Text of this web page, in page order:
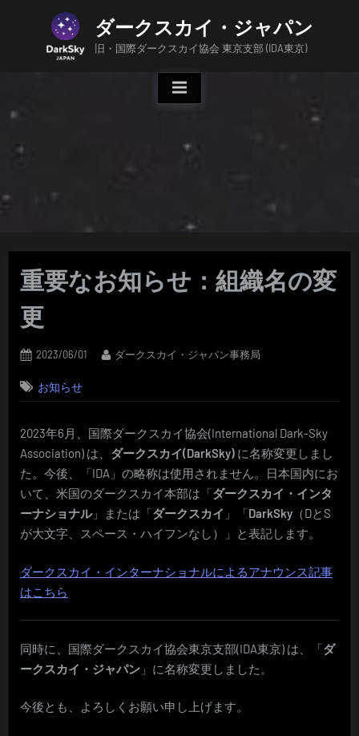
ダークスカイ・ジャパン
旧・国際ダークスカイ協会 東京支部 (IDA東京)
重要なお知らせ：組織名の変
更
Posted
2023/06/01 By
ダークスカイ・ジャパン事務局
お知らせ
2023年6月、国際ダークスカイ協会(International Dark-Sky
Association) は、 ダークスカイ(DarkSky) に名称変更しまし
た。今後、「IDA」の略称は使用されません。日本国内にお
いて、米国のダークスカイ本部は「ダークスカイ・インタ
ーナショナル」または「ダークスカイ 」「DarkSky （DとS
が大文字、スペース・ハイフンなし）」と表記します。
ダークスカイ・インターナショナルによるアナウンス記事
はこちら
同時に、国際ダークスカイ協会東京支部(IDA東京) は、「ダ
ークスカイ・ジャパン 」に名称変更しました。
今後とも、よろしくお願い申し上げます。